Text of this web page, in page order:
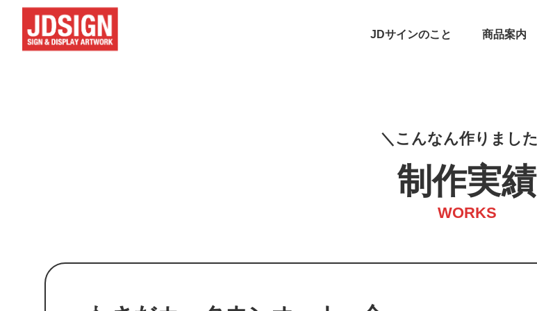
JDサインのこと 商品案内
こ んなん作り ま した
制作実績
WORKS